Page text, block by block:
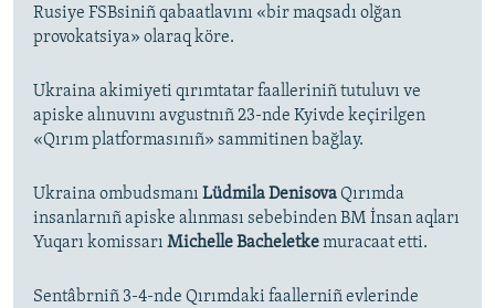
Rusiye FSBsiniñ qabaatlavını «bir maqsadı olğan
provokatsiya» olaraq köre.
Ukraina akimiyeti qırımtatar faalleriniñ tutuluvı ve
apiske alınuvını avgustnıñ 23-nde Kyivde keçirilgen
«Qırım platformasınıñ» sammitinen bağlay.
Ukraina ombudsmanı Lüdmila DenisovaQırımda
insanlarnıñ apiske alınması sebebinden BM İnsan aqları
Yuqarı komissarı Michelle Bacheletkemuracaat etti.
Sentâbrniñ 3-4-nde Qırımdaki faallerniñ evlerinde